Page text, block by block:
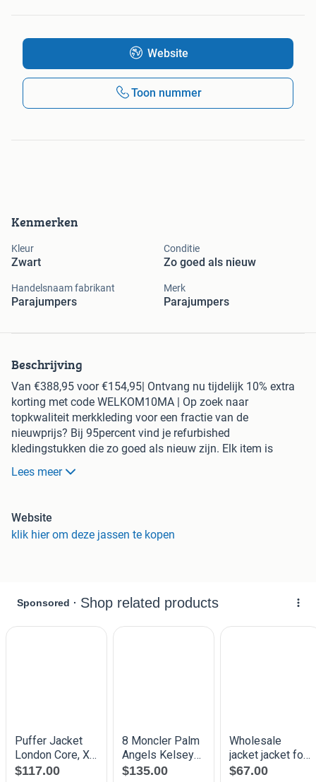
Kenmerken
Kleur
Zwart
Conditie
Zo goed als nieuw
Handelsnaam fabrikant
Parajumpers
Merk
Parajumpers
Beschrijving
Van €388,95 voor €154,95| Ontvang nu tijdelijk 10% extra
korting met code WELKOM10MA | Op zoek naar
topkwaliteit merkkleding voor een fractie van de
nieuwprijs? Bij 95percent vind je refurbished
kledingstukken die zo goed als nieuw zijn. Elk item is
zorgvuldig gecontroleerd, professioneel gereinigd en waar
nodig hersteld zodat het weer in perfecte staat verkeert.
Onze voordelen:
- Achteraf betalen, iDeal en PayPal
- 100% kwaliteitsgarantie
- 9.1 beoordeling op basis van 10.000+ reviews. 96%
Het 95percent-team
Lees meer
Website
klik hier om deze jassen te kopen
Website
Toon nummer